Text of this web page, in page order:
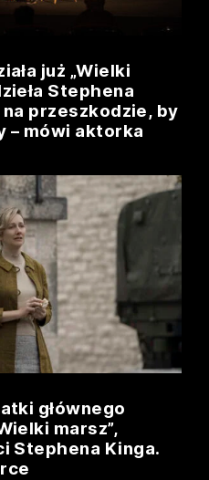
już „Wielki
Stephena
przeszkodzie, by
– mówi aktorka
głównego
marsz”,
Stephena Kinga.